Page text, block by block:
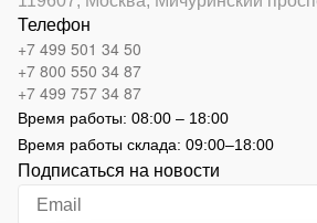
Телефон
+7 499 501 34 50
+7 800 550 34 87
+7 499 757 34 87
Время работы: 08:00 – 18:00
Время работы склада: 09:00–18:00
Подписаться на новости